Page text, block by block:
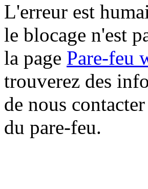
L'erreur est
le blocage n'est
la page Pare-feu
trouverez des
de nous
du pare-feu.